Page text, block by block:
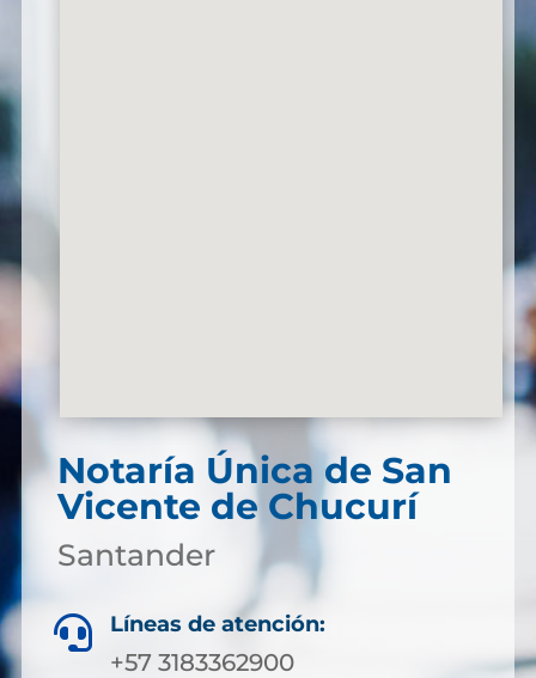
Notaría Única de San
Vicente de Chucurí
Santander
 Líneas de atención:
+57 3183362900